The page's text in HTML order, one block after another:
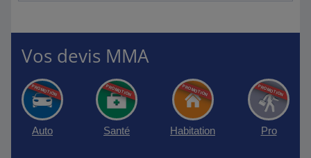
Vos devis MMA
Auto Santé Habitation Pro